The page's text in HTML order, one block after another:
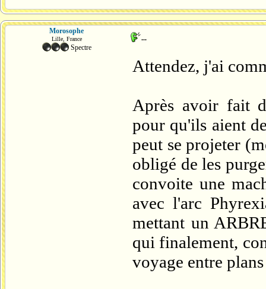
Morosophe
Lille, France
Spectre
...
Attendez, j'ai
Après avoir fait
pour qu'ils aient
peut se projeter
obligé de les
convoite une
avec l'arc
mettant un
qui finalement,
voyage entre